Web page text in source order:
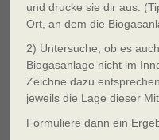
und drucke sie dir aus.
Ort, an dem die
2) Untersuche, ob es
Biogasanlage nicht im
Zeichne dazu
jeweils die Lage dieser
Formuliere dann ein